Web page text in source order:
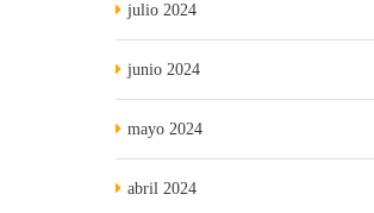
julio 2024
junio 2024
mayo 2024
abril 2024